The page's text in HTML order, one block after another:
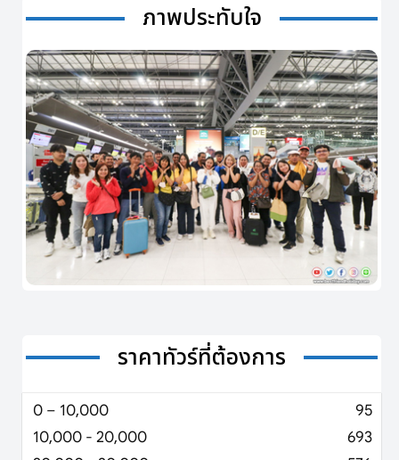
ภาพประทับใจ
ราคาทัวร์ที่ต้องการ
0 – 10,000
95
10,000 - 20,000
693